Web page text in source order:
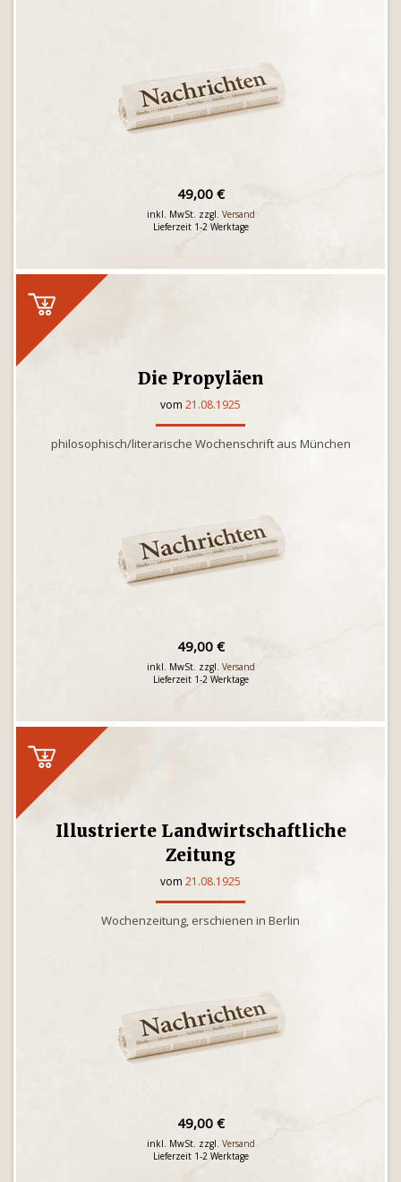
49,00 €
inkl. MwSt. zzgl. Versand
Lieferzeit 1-2 Werktage
Die Propyläen
vom 21.08.1925
philosophisch/literarische Wochenschrift aus München
49,00 €
inkl. MwSt. zzgl. Versand
Lieferzeit 1-2 Werktage
Illustrierte Landwirtschaftliche
Zeitung
vom 21.08.1925
Wochenzeitung, erschienen in Berlin
49,00 €
inkl. MwSt. zzgl. Versand
Lieferzeit 1-2 Werktage